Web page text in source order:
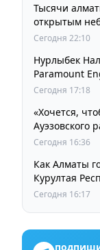
Тысячи
открытым
Сегодня 22:10
Нурлыбек
Paramount
Сегодня 17:18
«Хочется,
Ауэзовского
ждут от
Сегодня 16:36
Как Алматы
Курултая
Сегодня 16:17